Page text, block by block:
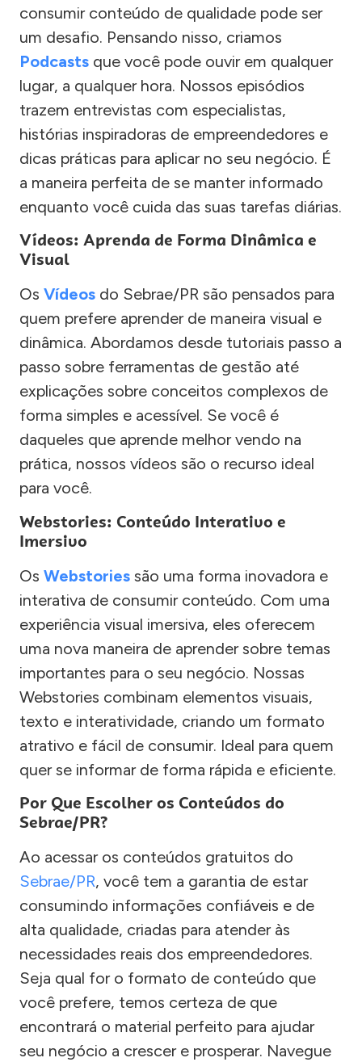
consumir conteúdo de qualidade pode ser
um desafio. Pensando nisso, criamos
Podcasts que você pode ouvir em qualquer
lugar, a qualquer hora. Nossos episódios
trazem entrevistas com especialistas,
histórias inspiradoras de empreendedores e
dicas práticas para aplicar no seu negócio. É
a maneira perfeita de se manter informado
enquanto você cuida das suas tarefas diárias.
Vídeos: Aprenda de Forma Dinâmica e
Visual
Os Vídeos do Sebrae/PR são pensados para
quem prefere aprender de maneira visual e
dinâmica. Abordamos desde tutoriais passo a
passo sobre ferramentas de gestão até
explicações sobre conceitos complexos de
forma simples e acessível. Se você é
daqueles que aprende melhor vendo na
prática, nossos vídeos são o recurso ideal
para você.
Webstories: Conteúdo Interativo e
Imersivo
Os Webstories são uma forma inovadora e
interativa de consumir conteúdo. Com uma
experiência visual imersiva, eles oferecem
uma nova maneira de aprender sobre temas
importantes para o seu negócio. Nossas
Webstories combinam elementos visuais,
texto e interatividade, criando um formato
atrativo e fácil de consumir. Ideal para quem
quer se informar de forma rápida e eficiente.
Por Que Escolher os Conteúdos do
Sebrae/PR?
Ao acessar os conteúdos gratuitos do
Sebrae/PR, você tem a garantia de estar
consumindo informações confiáveis e de
alta qualidade, criadas para atender às
necessidades reais dos empreendedores.
Seja qual for o formato de conteúdo que
você prefere, temos certeza de que
encontrará o material perfeito para ajudar
seu negócio a crescer e prosperar. Navegue